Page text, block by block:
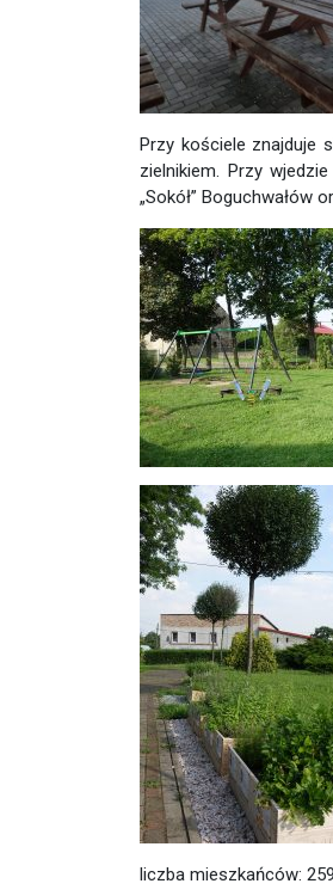
Przy kościele znajduje
zielnikiem. Przy
„Sokół” Boguchwałów
liczba mieszkańców: 259